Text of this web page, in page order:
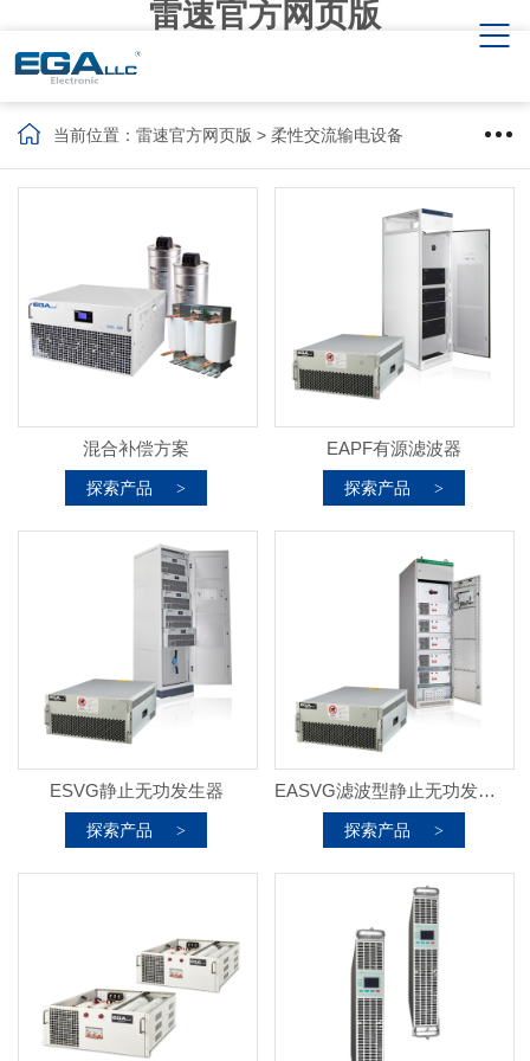
雷速官方网页版
当前位置： 雷速官方网页版 > 柔性交流输电设备
混合补偿方案
探索产品 >
EAPF有源滤波器
探索产品 >
ESVG静止无功发生器
探索产品 >
EASVG滤波型静止无功发生器
探索产品 >